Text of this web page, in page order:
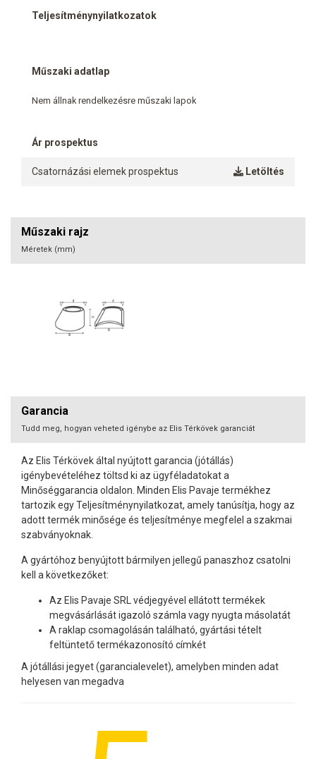
Teljesítménynyilatkozatok
Műszaki adatlap
Nem állnak rendelkezésre műszaki lapok
Ár prospektus
Csatornázási elemek prospektus Letöltés
Műszaki rajz
Méretek (mm)
Garancia
Tudd meg, hogyan veheted igénybe az Elis Térkövek garanciát
Az Elis Térkövek által nyújtott garancia (jótállás)
igénybevételéhez töltsd ki az ügyféladatokat a
Minőséggarancia oldalon. Minden Elis Pavaje termékhez
tartozik egy Teljesítménynyilatkozat, amely tanúsítja, hogy az
adott termék minősége és teljesítménye megfelel a szakmai
szabványoknak.
A gyártóhoz benyújtott bármilyen jellegű panaszhoz csatolni
kell a következőket:
Az Elis Pavaje SRL védjegyével ellátott termékek
megvásárlását igazoló számla vagy nyugta másolatát
A raklap csomagolásán található, gyártási tételt
feltüntető termékazonosító címkét
A jótállási jegyet (garancialevelet), amelyben minden adat
helyesen van megadva